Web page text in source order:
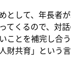
として、年長者
てくるので、対
ことを補完し合
財共育」という